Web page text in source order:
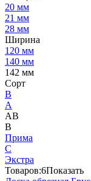
20 мм
21 мм
28 мм
Ширина
120 мм
140 мм
142 мм
Сорт
B
А
АВ
В
Прима
С
Экстра
Товаров:6Показать